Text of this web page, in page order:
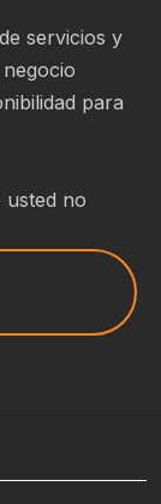
servicios y
para
usted no